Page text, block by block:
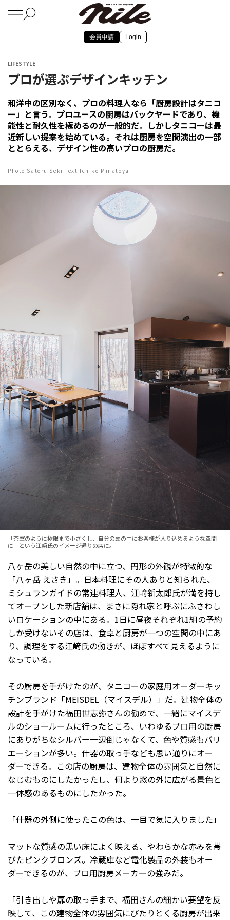
会員申請 Login
LIFESTYLE
プロが選ぶデザインキッチン
和洋中の区別なく、プロの料理人なら「厨房設計はタニコ
ー」と言う。プロユースの厨房はバックヤードであり、機
能性と耐久性を極めるのが一般的だ。しかしタニコーは最
近新しい提案を始めている。それは厨房を空間演出の一部
ととらえる、デザイン性の高いプロの厨房だ。
Photo Satoru Seki Text Ichiko Minatoya
「茶室のように極限まで小さくし、自分の頭の中にお客様が入り込めるような空間
に」という江﨑氏のイメージ通りの店に。
八ヶ岳の美しい自然の中に立つ、円形の外観が特徴的な
「八ヶ岳 えさき」。日本料理にその人ありと知られた、
ミシュランガイドの常連料理人、江﨑新太郎氏が満を持し
てオープンした新店舗は、まさに隠れ家と呼ぶにふさわし
いロケーションの中にある。1日に昼夜それぞれ1組の予約
しか受けないその店は、食卓と厨房が一つの空間の中にあ
り、調理をする江﨑氏の動きが、ほぼすべて見えるように
なっている。
その厨房を手がけたのが、タニコーの家庭用オーダーキッ
チンブランド「MEISDEL（マイスデル）」だ。建物全体の
設計を手がけた福田世志弥さんの勧めで、一緒にマイスデ
ルのショールームに行ったところ、いわゆるプロ用の厨房
にありがちなシルバー一辺倒じゃなくて、色や質感もバリ
エーションが多い。什器の取っ手なども思い通りにオー
ダーできる。この店の厨房は、建物全体の雰囲気と自然に
なじむものにしたかったし、何より窓の外に広がる景色と
一体感のあるものにしたかった。
「什器の外側に使ったこの色は、一目で気に入りました」
マットな質感の黒い床によく映える、やわらかな赤みを帯
びたピンクブロンズ。冷蔵庫など電化製品の外装もオー
ダーできるのが、プロ用厨房メーカーの強みだ。
「引き出しや扉の取っ手まで、福田さんの細かい要望を反
映して、この建物全体の雰囲気にぴたりとくる厨房が出来